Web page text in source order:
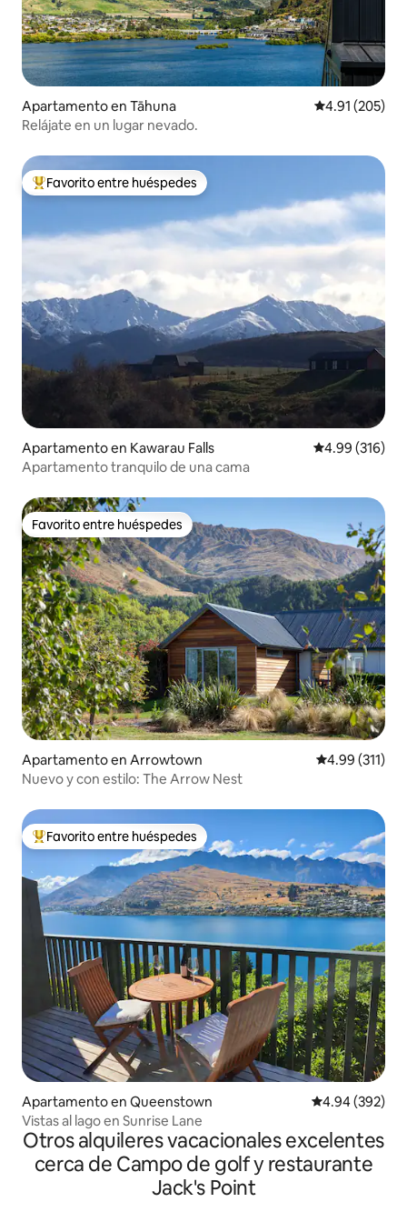
Apartamento en Tāhuna Calificación
4.91 (205)
Relájate en un lugar nevado.
Favorito entre huéspedes preferido
Favorito entre huéspedes
Apartamento en Kawarau Falls Calificación
4.99 (316)
Apartamento tranquilo de una cama
Favorito entre huéspedes
Favorito entre huéspedes
Apartamento en Arrowtown Calificación
4.99 (311)
Nuevo y con estilo: The Arrow Nest
Favorito entre huéspedes preferido
Favorito entre huéspedes
Apartamento en Queenstown Calificación
4.94 (392)
Vistas al lago en Sunrise Lane
Otros alquileres vacacionales excelentes
cerca de Campo de golf y restaurante
Jack's Point